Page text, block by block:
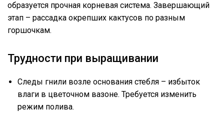
образуется прочная корневая система. Завершающий
этап – рассадка окрепших кактусов по разным
горшочкам.
Трудности при выращивании
Следы гнили возле основания стебля – избыток
влаги в цветочном вазоне. Требуется изменить
режим полива.